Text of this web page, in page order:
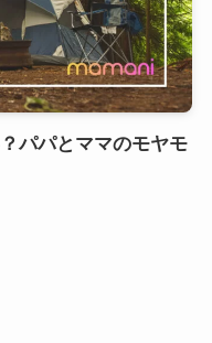
パパとママのモヤモ